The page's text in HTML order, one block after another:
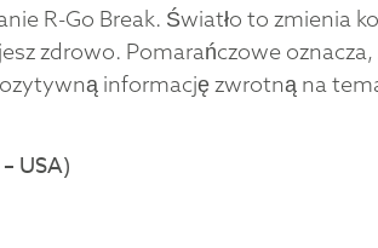
R-Go Break. Światło to zmienia
zdrowo. Pomarańczowe oznacza,
informację zwrotną na